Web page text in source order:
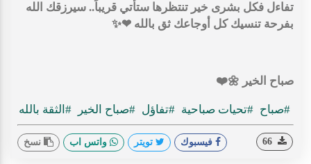
تفاءل فكل بشرى خير تنتظرها ستأتي قريباً.. سيرزقك الله
بفرحة تنسيك كل أوجاعك ثق بالله ❤✨
صباح الخير 🌼❤️
#صباح #تحيات صباحية #تفاؤل #صباح الخير #الثقة بالله
فيسبوك تويتر واتس اب نسخ